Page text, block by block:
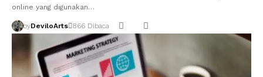
online yang digunakan…
byDeviloArts 866 Dibaca